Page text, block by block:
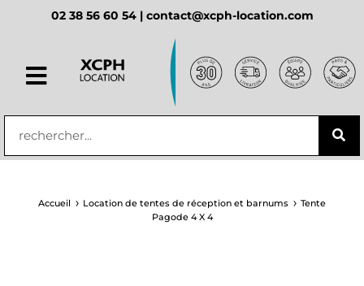
principal02 38 56 60 54 | contact@xcph-location.com
Accueil Location de tentes de réception et barnums
Tente
Pagode 4 X 4